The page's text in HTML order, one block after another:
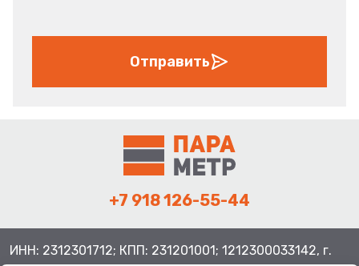
Отправить
+7 918 126-55-44
ИНН: 2312301712; КПП: 231201001; 1212300033142, г.